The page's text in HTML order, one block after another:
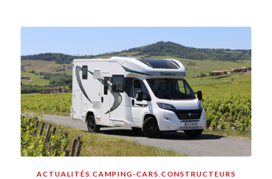
ACTUALITÉS CAMPING-CARS CONSTRUCTEURS